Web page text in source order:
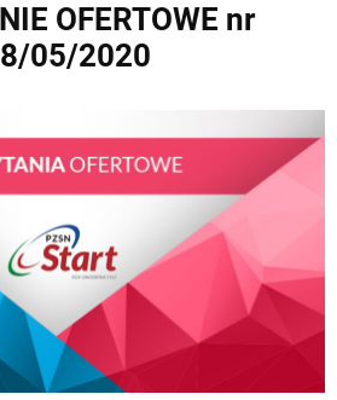
OFERTOWE nr
05/2020